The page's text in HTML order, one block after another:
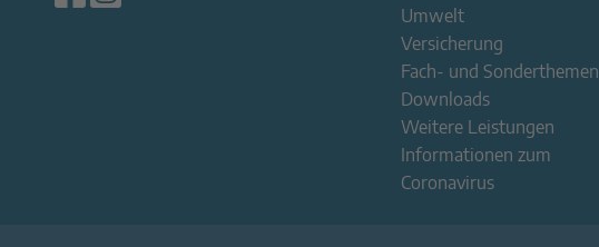
Umwelt
Versicherung
Fach- und Sonderthemen
Downloads
Weitere Leistungen
Informationen zum
Coronavirus